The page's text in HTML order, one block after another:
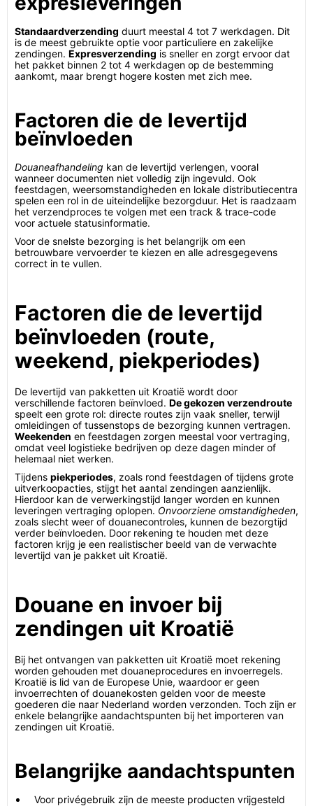
Standaardverzending duurt meestal 4 tot 7 werkdagen. Dit
is de meest gebruikte optie voor particuliere en zakelijke
zendingen. Expresverzending is sneller en zorgt ervoor dat
het pakket binnen 2 tot 4 werkdagen op de bestemming
aankomt, maar brengt hogere kosten met zich mee.
Factoren die de levertijd
beïnvloeden
Douaneafhandeling kan de levertijd verlengen, vooral
wanneer documenten niet volledig zijn ingevuld. Ook
feestdagen, weersomstandigheden en lokale distributiecentra
spelen een rol in de uiteindelijke bezorgduur. Het is raadzaam
het verzendproces te volgen met een track & trace-code
voor actuele statusinformatie.
Voor de snelste bezorging is het belangrijk om een
betrouwbare vervoerder te kiezen en alle adresgegevens
correct in te vullen.
Factoren die de levertijd
beïnvloeden (route,
weekend, piekperiodes)
De levertijd van pakketten uit Kroatië wordt door
verschillende factoren beïnvloed. De gekozen verzendroute
speelt een grote rol: directe routes zijn vaak sneller, terwijl
omleidingen of tussenstops de bezorging kunnen vertragen.
Weekenden en feestdagen zorgen meestal voor vertraging,
omdat veel logistieke bedrijven op deze dagen minder of
helemaal niet werken.
Tijdens piekperiodes, zoals rond feestdagen of tijdens grote
uitverkoopacties, stijgt het aantal zendingen aanzienlijk.
Hierdoor kan de verwerkingstijd langer worden en kunnen
leveringen vertraging oplopen. Onvoorziene omstandigheden,
zoals slecht weer of douanecontroles, kunnen de bezorgtijd
verder beïnvloeden. Door rekening te houden met deze
factoren krijg je een realistischer beeld van de verwachte
levertijd van je pakket uit Kroatië.
Douane en invoer bij
zendingen uit Kroatië
Bij het ontvangen van pakketten uit Kroatië moet rekening
worden gehouden met douaneprocedures en invoerregels.
Kroatië is lid van de Europese Unie, waardoor er geen
invoerrechten of douanekosten gelden voor de meeste
goederen die naar Nederland worden verzonden. Toch zijn er
enkele belangrijke aandachtspunten bij het importeren van
zendingen uit Kroatië.
Belangrijke aandachtspunten
Voor privégebruik zijn de meeste producten vrijgesteld